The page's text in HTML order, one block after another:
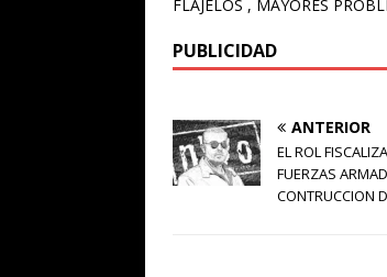
FLAJELOS , MAYORES
PUBLICIDAD
ANTERIOR
EL ROL
FUERZAS
CONTRUCCION